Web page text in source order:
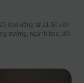
dao động từ 21,50 đến
trường, ngành học, đối